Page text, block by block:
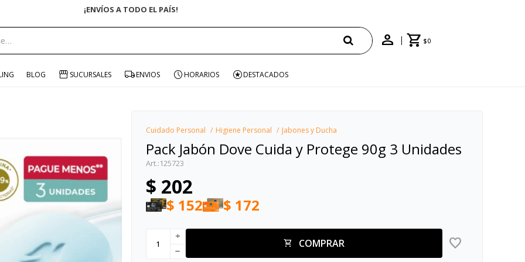
ENVÍO GRATIS EN COMPRAS +$1500 CON CUPÓN "ENVÍO"
$0
BLOG SUCURSALES ENVIOS HORARIOS DESTACADOS
Cuidado Personal Higiene Personal Jabones y Ducha
Pack Jabón Dove Cuida y Protege 90g 3 Unidades
125723
$ 202
$ 152 $ 172
COMPRAR
add
remove